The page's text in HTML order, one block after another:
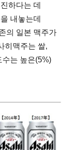
하다는 데
내놓는데
의 일본 맥주가
히맥주는 쌀,
수는 높은(5%)